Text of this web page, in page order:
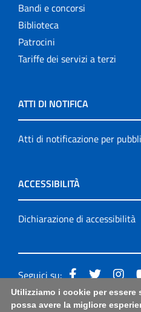
Bandi e concorsi
Biblioteca
Patrocini
Tariffe dei servizi a terzi
ATTI DI NOTIFICA
Atti di notificazione per
ACCESSIBILITÀ
Dichiarazione di accessibilità
Seguici su:
Accessibilità: form di
Utilizziamo i cookie per essere
possa avere la migliore